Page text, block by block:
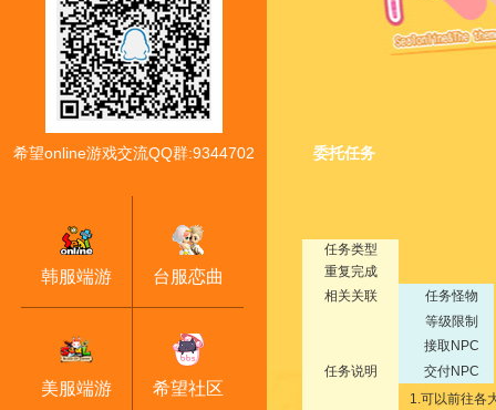
希望online游戏交流QQ群:9344702
韩服端游 台服恋曲
美服端游 希望社区
委托任务
任务类型
重复完成
相关关联
任务怪物
任务说明
等级限制
接取NPC
交付NPC
1.可以前往各